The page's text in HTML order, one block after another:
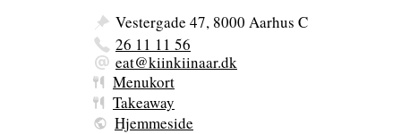
Vestergade 47, 8000 Aarhus C
26 11 11 56
eat@kiinkiinaar.dk
Menukort
Takeaway
Hjemmeside